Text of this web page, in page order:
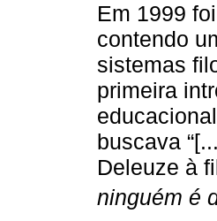
Em 1999
contendo
sistemas
primeira
buscava
Deleuze à
ninguém é